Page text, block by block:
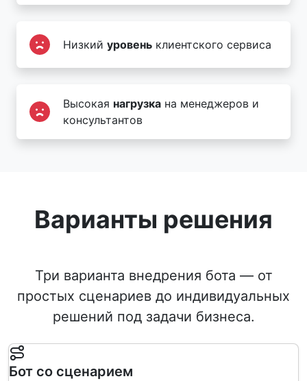
Низкий уровень клиентского сервиса
Высокая нагрузка на менеджеров и
консультантов
Варианты решения
Три варианта внедрения бота — от
простых сценариев до индивидуальных
решений под задачи бизнеса.
Бот со сценарием